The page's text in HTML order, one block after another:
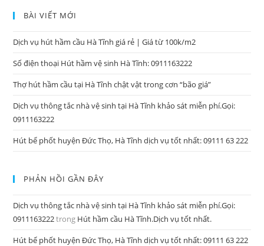
BÀI VIẾT MỚI
Dịch vụ hút hầm cầu Hà Tĩnh giá rẻ | Giá từ 100k/m2
Số điện thoại Hút hầm vệ sinh Hà Tĩnh: 0911163222
Thợ hút hầm cầu tại Hà Tĩnh chật vật trong cơn “bão giá”
Dịch vụ thông tắc nhà vệ sinh tại Hà Tĩnh khảo sát miễn phí.Gọi:
0911163222
Hút bể phốt huyện Đức Thọ, Hà Tĩnh dịch vụ tốt nhất: 09111 63 222
PHẢN HỒI GẦN ĐÂY
Dịch vụ thông tắc nhà vệ sinh tại Hà Tĩnh khảo sát miễn phí.Gọi:
0911163222trong Hút hầm cầu Hà Tĩnh.Dịch vụ tốt nhất.
Hút bể phốt huyện Đức Thọ, Hà Tĩnh dịch vụ tốt nhất: 09111 63 222